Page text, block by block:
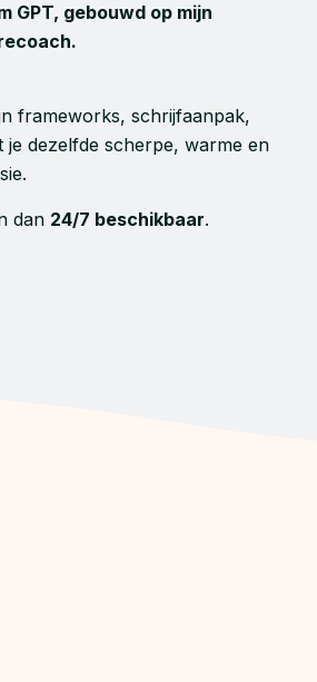
GPT, gebouwd op mijn
frameworks, schrijfaanpak,
dezelfde scherpe, warme en
dan 24/7 beschikbaar.